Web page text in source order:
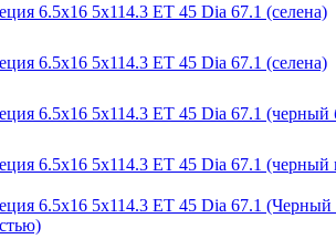
6.5x16 5x114.3 ET 45 Dia 67.1 (селена)
6.5x16 5x114.3 ET 45 Dia 67.1 (селена)
6.5x16 5x114.3 ET 45 Dia 67.1 (черный
6.5x16 5x114.3 ET 45 Dia 67.1 (черный
6.5x16 5x114.3 ET 45 Dia 67.1